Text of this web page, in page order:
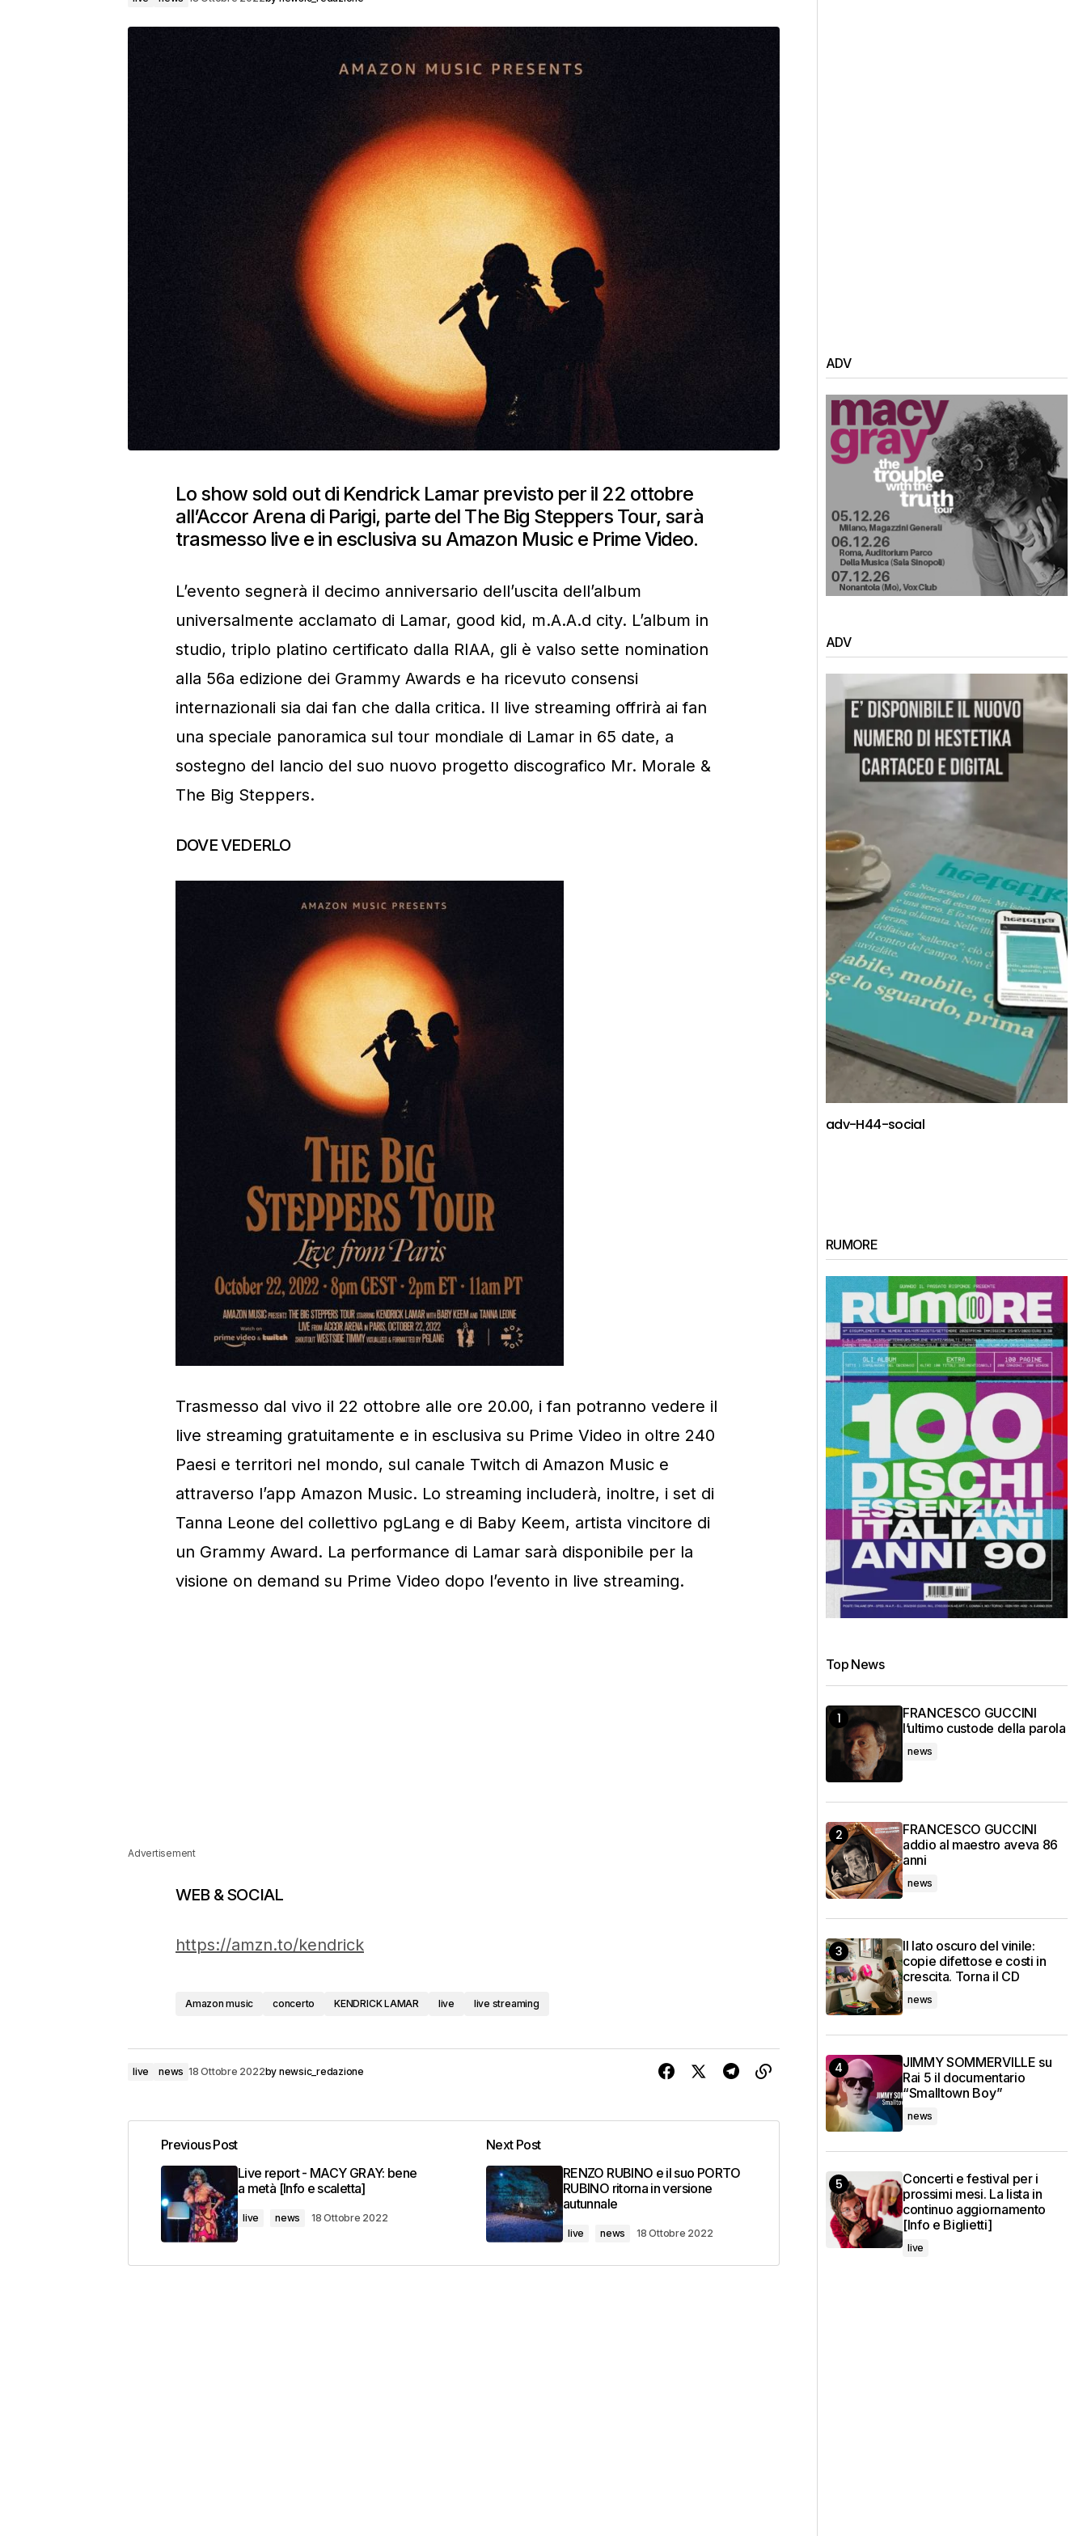
Lo show sold out di Kendrick Lamar previsto per il 22 ottobre
all’Accor Arena di Parigi, parte del The Big Steppers Tour, sarà
trasmesso live e in esclusiva su Amazon Music e Prime Video.
L’evento segnerà il decimo anniversario dell’uscita dell’album
universalmente acclamato di Lamar, good kid, m.A.A.d city. L’album in
studio, triplo platino certificato dalla RIAA, gli è valso sette nomination
alla 56a edizione dei Grammy Awards e ha ricevuto consensi
internazionali sia dai fan che dalla critica. Il live streaming offrirà ai fan
una speciale panoramica sul tour mondiale di Lamar in 65 date, a
sostegno del lancio del suo nuovo progetto discografico Mr. Morale &
The Big Steppers.
DOVE VEDERLO
Trasmesso dal vivo il 22 ottobre alle ore 20.00, i fan potranno vedere il
live streaming gratuitamente e in esclusiva su Prime Video in oltre 240
Paesi e territori nel mondo, sul canale Twitch di Amazon Music e
attraverso l’app Amazon Music. Lo streaming includerà, inoltre, i set di
Tanna Leone del collettivo pgLang e di Baby Keem, artista vincitore di
un Grammy Award. La performance di Lamar sarà disponibile per la
visione on demand su Prime Video dopo l’evento in live streaming.
Advertisement
WEB & SOCIAL
https://amzn.to/kendrick
Amazon music concerto KENDRICK LAMAR live live streaming
live news 18 Ottobre 2022by newsic_redazione
Previous Post
Live report - MACY GRAY: bene
a metà [Info e scaletta]
live news 18 Ottobre 2022
Next Post
RENZO RUBINO e il suo PORTO
RUBINO ritorna in versione
autunnale
live news 18 Ottobre 2022
ADV
ADV
adv-H44-social
RUMORE
Top News
FRANCESCO GUCCINI
l’ultimo custode della parola
news
FRANCESCO GUCCINI
addio al maestro aveva 86
anni
news
Il lato oscuro del vinile:
copie difettose e costi in
crescita. Torna il CD
news
JIMMY SOMMERVILLE su
Rai 5 il documentario
“Smalltown Boy”
news
Concerti e festival per i
prossimi mesi. La lista in
continuo aggiornamento
[Info e Biglietti]
live